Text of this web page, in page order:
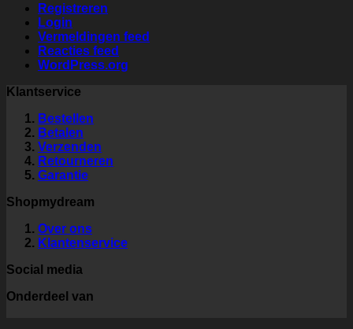
Registreren
Login
Vermeldingen feed
Reacties feed
WordPress.org
Klantservice
Bestellen
Betalen
Verzenden
Retourneren
Garantie
Shopmydream
Over ons
Klantenservice
Social media
Onderdeel van